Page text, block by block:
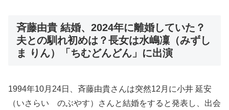
斉藤由貴 結婚、2024年に離婚していた？
夫との馴れ初めは？長女は水嶋凜（みずし
ま りん）「ちむどんどん」に出演
1994年10月24日、斉藤由貴さんは突然12月に小井 延安
（いさらい のぶやす）さんと結婚をすると発表し、出会